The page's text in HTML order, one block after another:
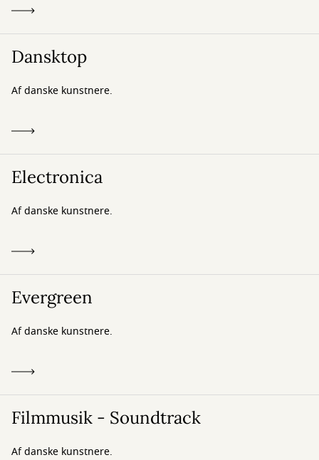
Dansktop
Af danske kunstnere.
Electronica
Af danske kunstnere.
Evergreen
Af danske kunstnere.
Filmmusik - Soundtrack
Af danske kunstnere.